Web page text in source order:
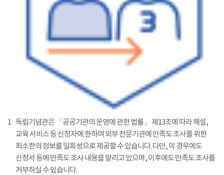
1 독립기념관은 「공공기관의 운영에 관한 법률」 제13조에 따라 해설,
교육 서비스 등 신청자에 한하여 외부 전문기관에 만족도 조사를 위한
최소한의 정보를 일회성으로 제공할 수 있습니다. 다만, 이 경우에도
신청서 등에 만족도 조사 내용을 알리고 있으며, 이후에도 만족도 조사를
거부하실 수 있습니다.